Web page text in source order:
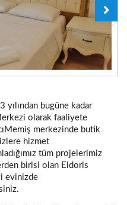
bugüne kadar
olarak faaliyete
merkezinde butik
hizmet
tüm projelerimiz
birisi olan Eldoris
evinizde